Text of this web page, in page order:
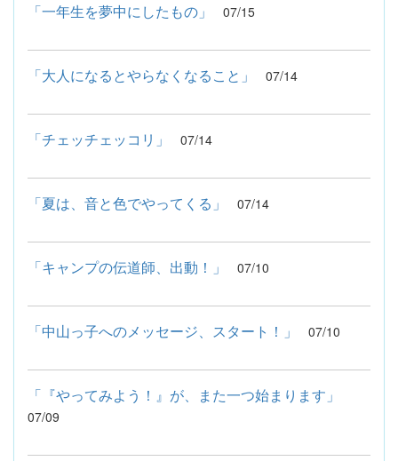
「一年生を夢中にしたもの」 07/15
「大人になるとやらなくなること」 07/14
「チェッチェッコリ」 07/14
「夏は、音と色でやってくる」 07/14
「キャンプの伝道師、出動！」 07/10
「中山っ子へのメッセージ、スタート！」 07/10
「『やってみよう！』が、また一つ始まります」
07/09